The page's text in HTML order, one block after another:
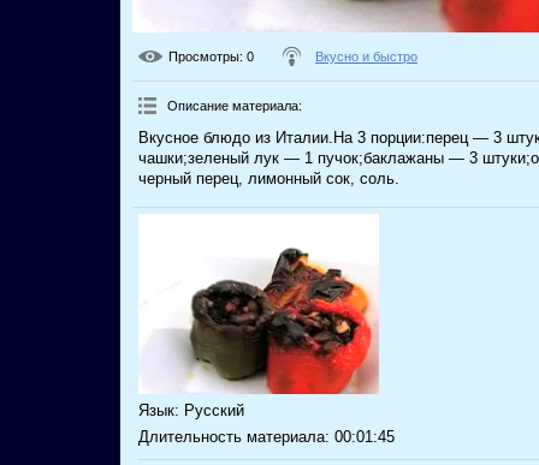
Просмотры: 0 Вкусно и быстро
Описание материала:
Вкусное блюдо из Италии.На 3 порции:перец — 3
чашки;зеленый лук — 1 пучок;баклажаны — 3
черный перец, лимонный сок, соль.
Язык: Русский
Длительность материала: 00:01:45